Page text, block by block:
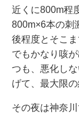
近くに800m程
800m×6本の刺
後程度とそこ
でもかなり咳
つも、悪化し
げて、最大限
その夜は神奈